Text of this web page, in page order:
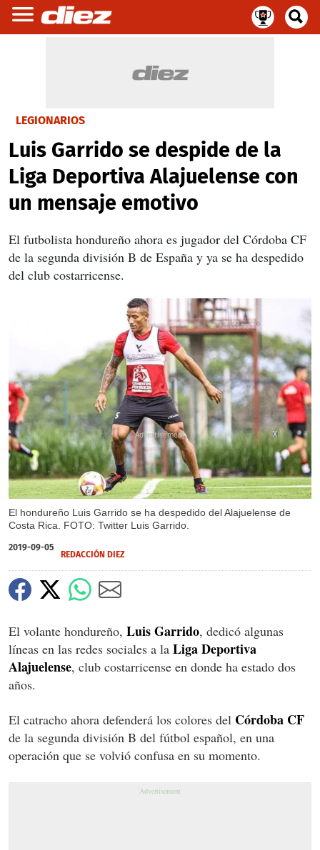
LEGIONARIOS
Luis Garrido se despide de la
Liga Deportiva Alajuelense con
un mensaje emotivo
El futbolista hondureño ahora es jugador del Córdoba CF
de la segunda división B de España y ya se ha despedido
del club costarricense.
El hondureño Luis Garrido se ha despedido del Alajuelense de
Costa Rica. FOTO: Twitter Luis Garrido.
X
2019-09-05
REDACCIÓN DIEZ
El volante hondureño, Luis Garrido, dedicó algunas
líneas en las redes sociales a la LigaDeportiva
Alajuelense, club costarricense en donde ha estado dos
años.
El catracho ahora defenderá los colores del Córdoba CF
de la segunda división B del fútbol español, en una
operación que se volvió confusa en su momento.